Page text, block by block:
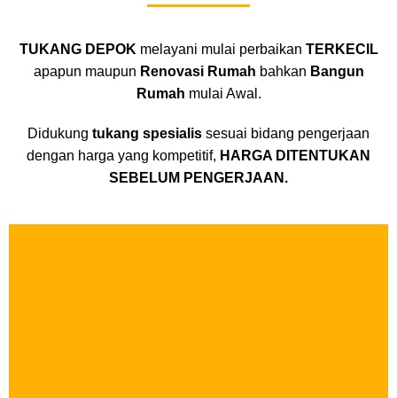
TUKANG DEPOK melayani mulai perbaikan TERKECIL
apapun maupun Renovasi Rumah bahkan Bangun
Rumah mulai Awal.
Didukung tukang spesialis sesuai bidang pengerjaan
dengan harga yang kompetitif, HARGA DITENTUKAN
SEBELUM PENGERJAAN.